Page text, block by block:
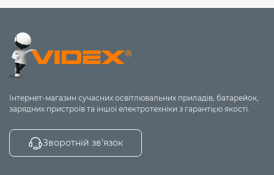
Інтернет-магазин сучасних освітлювальних приладів, батарейок,
зарядних пристроїв та іншої електротехніки з гарантією якості.
Зворотній зв’язок